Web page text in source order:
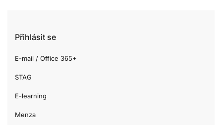
Přihlásit se
E-mail / Office 365+
STAG
E-learning
Menza